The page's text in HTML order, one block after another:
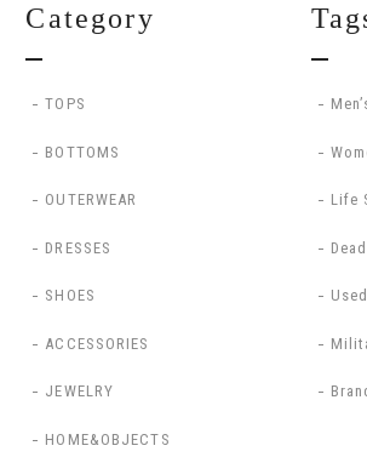
Category
TOPS
BOTTOMS
OUTERWEAR
DRESSES
SHOES
ACCESSORIES
JEWELRY
HOME&OBJECTS
Life
Used